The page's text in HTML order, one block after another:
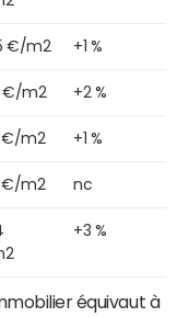
€/m2 +1 %
€/m2 +2 %
€/m2 +1 %
€/m2 nc
+3 %
équivaut à